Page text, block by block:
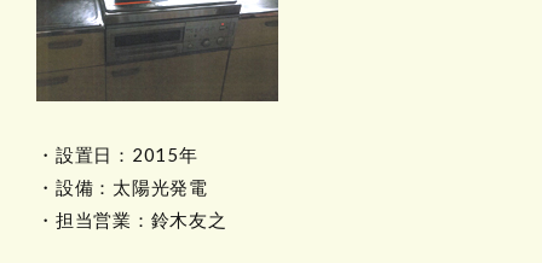
・設置日：2015年
・設備：太陽光発電
・担当営業：鈴木友之